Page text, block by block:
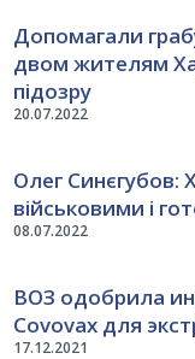
20.07.2022
Допомагали
двом жителям
підозру
08.07.2022
Олег Синєгубов:
військовими і
17.12.2021
ВОЗ одобрила
Covovax для